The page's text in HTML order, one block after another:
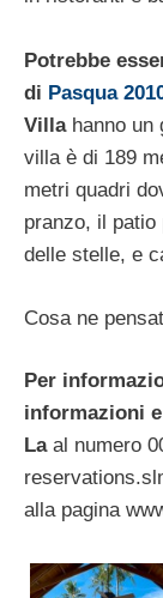
Potrebbe
di Pasqua
Villahanno un
villa è di 189
metri quadri
pranzo, il patio
delle stelle, e
Cosa ne
Per
informazioni
Laal numero
alla pagina